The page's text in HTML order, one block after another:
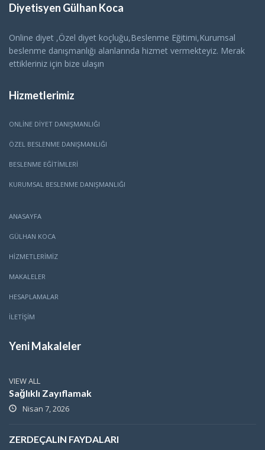
Diyetisyen Gülhan Koca
Online diyet ,Özel diyet koçluğu,Beslenme Eğitimi,Kurumsal
beslenme danışmanlığı alanlarında hizmet vermekteyiz. Merak
ettikleriniz için bize ulaşın
Hizmetlerimiz
ONLINE DIYET DANIŞMANLIĞI
ÖZEL BESLENME DANIŞMANLIĞI
BESLENME EĞITIMLERI
KURUMSAL BESLENME DANIŞMANLIĞI
ANASAYFA
GÜLHAN KOCA
HİZMETLERİMİZ
MAKALELER
HESAPLAMALAR
İLETİŞİM
Yeni Makaleler
VIEW ALL
Sağlıklı Zayıflamak
Nisan 7, 2026
ZERDEÇALIN FAYDALARI